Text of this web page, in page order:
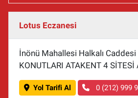
Lotus Eczanesi
İnönü Mahallesi Halkalı Caddesi
KONUTLARI ATAKENT 4 SİTESİ
Yol Tarifi Al 0 (212) 999